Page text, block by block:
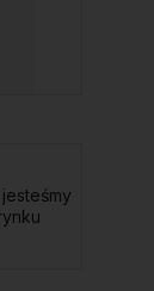
jesteśmy